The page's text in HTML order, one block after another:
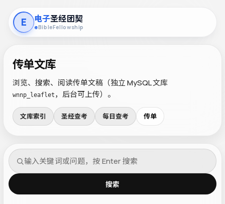
E 电子圣经团契
eBibleFellowship
传单文库
浏览、搜索、阅读传单文稿（独立 MySQL 文库
wnnp_leaflet ，后台可上传）。
文库索引 圣经查考 每日查考 传单
搜索